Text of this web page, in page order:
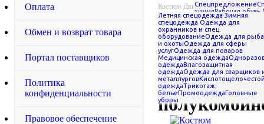
Оплата
Обмен и возврат товара
Портал поставщиков
Политика
конфиденциальности
Правовое обеспечение
Спецпредложение
химияРабочая обувь
перчатки Средства
защитыПрочие
Летняя спецодежда Зимняя
спецодежда Одежда для
охранников и спец.
оборудованиеОдежда для
и охотыОдежда для сферы
услугОдежда для поваров
Медицинская одежда
одеждаВлагозащитная
одеждаОдежда для сварщиков
металлургов
одеждаТрикотаж,
бельеПромоодеждаГоловные
уборы
Костюм Движение (куртка /
полукомбинезон)
Костюм
Движение
(куртка /